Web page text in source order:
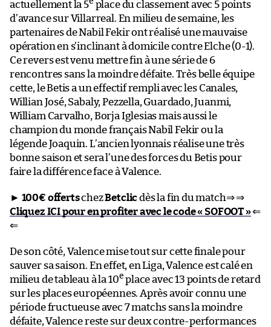
actuellement la 5
place du classement avec 5 points
d’avance sur Villarreal. En milieu de semaine, les
partenaires de Nabil Fekir ont réalisé une mauvaise
opération en s’inclinant à domicile contre Elche (0-1).
Ce revers est venu mettre fin à une série de 6
rencontres sans la moindre défaite. Très belle équipe
cette, le Betis a un effectif rempli avec les Canales,
Willian José, Sabaly, Pezzella, Guardado, Juanmi,
William Carvalho, Borja Iglesias mais aussi le
champion du monde français Nabil Fekir ou la
légende Joaquin. L’ancien lyonnais réalise une très
bonne saison et sera l’une des forces du Betis pour
faire la différence face à Valence.
► 100€ offertschezBetclicdès la fin du match⇒ ⇒
Cliquez ICI pour en profiter avec le code « SOFOOT »⇐
⇐
De son côté, Valence mise tout sur cette finale pour
sauver sa saison. En effet, en Liga, Valence est calé en
milieu de tableau à la 10e place avec 13 points de retard
sur les places européennes. Après avoir connu une
période fructueuse avec 7 matchs sans la moindre
défaite, Valence reste sur deux contre-performances